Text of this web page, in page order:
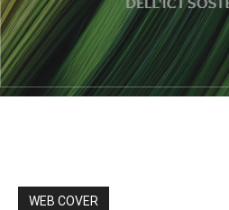
WEB COVER